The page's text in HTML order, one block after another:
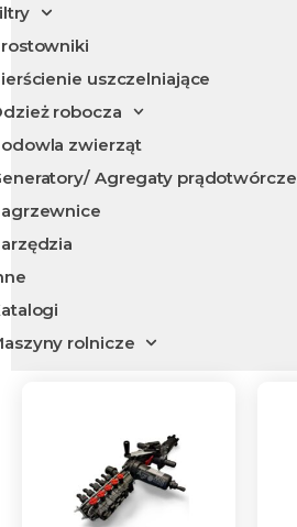
uszczelniające
robocza
zwierząt
Agregaty prądotwórcze
rolnicze